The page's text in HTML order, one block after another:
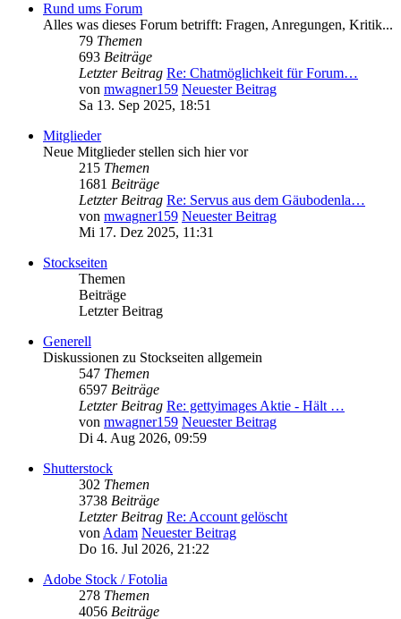
Rund ums Forum
Alles was dieses Forum betrifft: Fragen, Anregungen, Kritik...
79 Themen
693 Beiträge
Letzter Beitrag Re: Chatmöglichkeit für Forum…
von mwagner159 Neuester Beitrag
Sa 13. Sep 2025, 18:51
Mitglieder
Neue Mitglieder stellen sich hier vor
215 Themen
1681 Beiträge
Letzter Beitrag Re: Servus aus dem Gäubodenla…
von mwagner159 Neuester Beitrag
Mi 17. Dez 2025, 11:31
Stockseiten
Themen
Beiträge
Letzter Beitrag
Generell
Diskussionen zu Stockseiten allgemein
547 Themen
6597 Beiträge
Letzter Beitrag Re: gettyimages Aktie - Hält …
von mwagner159 Neuester Beitrag
Di 4. Aug 2026, 09:59
Shutterstock
302 Themen
3738 Beiträge
Letzter Beitrag Re: Account gelöscht
vonAdam Neuester Beitrag
Do 16. Jul 2026, 21:22
Adobe Stock / Fotolia
278 Themen
4056 Beiträge